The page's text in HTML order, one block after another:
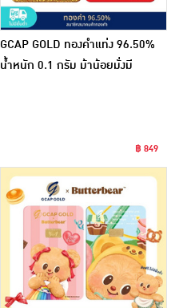
GCAP GOLD ทองคำแท่ง 96.50%
น้ำหนัก 0.1 กรัม ม้าน้อยมั่งมี
฿ 849